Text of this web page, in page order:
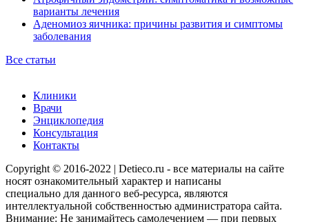
варианты лечения
Аденомиоз яичника: причины развития и симптомы
заболевания
Все статьи
Клиники
Врачи
Энциклопедия
Консультация
Контакты
Copyright © 2016-2022 | Detieco.ru - все материалы на сайте
носят ознакомительный характер и написаны
специально для данного веб-ресурса, являются
интеллектуальной собственностью администратора сайта.
Внимание: Не занимайтесь самолечением — при первых